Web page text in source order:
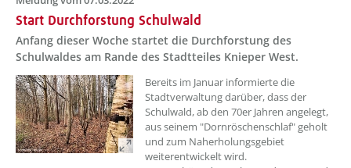
Start Durchforstung Schulwald
Anfang dieser Woche startet die Durchforstung des
Schulwaldes am Rande des Stadtteiles Knieper West.
??? absaetzeOben[1]/titel ???
Bereits im Januar informierte die
Stadtverwaltung darüber, dass der
Schulwald, ab den 70er Jahren angelegt,
aus seinem "Dornröschenschlaf" geholt
und zum Naherholungsgebiet
weiterentwickelt wird.